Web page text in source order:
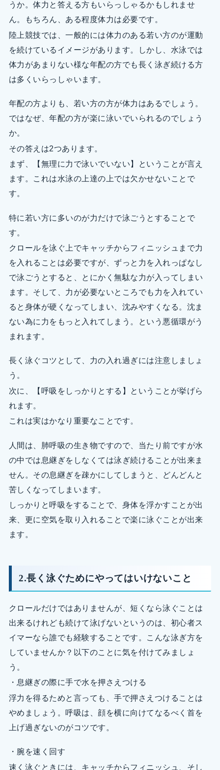
うか。体力と答える方もいらっしゃるかもしれませ
ん。もちろん、ある程度体力は必要です。
陸上競技では、一般的には体力のある若い方のが運動
を続けているイメージがあります。しかし、水泳では
体力があまりない様な年配の方でも長く泳ぎ続ける方
は多くいらっしゃいます。
年配の方よりも、若い方の方が体力はあるでしょう。
ではなぜ、年配の方が楽に泳いでいられるのでしょう
か。
その答えは2つあります。
まず、【無理に力で泳いでいない】ということが言え
ます。これは水泳の上達の上では欠かせないことで
す。
特に若い方に多いのが力だけで泳ごうとすることで
す。
クロールを泳ぐ上でキャッチからフィニッシュまで力
を入れることは必要ですが、ずっと力を入れっぱなし
で泳ごうとすると、とにかく無駄な力が入ってしまい
ます。そして、力が必要ないところでも力を入れてい
ると身体が硬くなってしまい、沈みやすくなる。沈ま
ない為に力をもっと入れてしまう。という悪循環がう
まれます。
長く泳ぐコツとして、力の入れ過ぎには注意しましょ
う。
次に、【呼吸をしっかりとする】ということが挙げら
れます。
これは実はかなり重要なことです。
人間は、肺呼吸の生き物ですので、当たり前ですが水
の中では息継ぎをしなくては泳ぎ続けることが出来ま
せん。その息継ぎを疎かにしてしまうと、どんどんと
苦しくなってしまいます。
しっかりと呼吸をすることで、身体を浮かすことが出
来、更に空気を取り入れることで楽に泳ぐことが出来
ます。
2.長く泳ぐためにやってはいけないこと
クロールだけではありませんが、短くなら泳ぐことは
出来るけれども続けて泳げないというのは、初心者ス
イマーなら誰でも経験することです。こんな泳ぎ方を
していませんか？以下のことに気を付けてみましょ
う。
・息継ぎの際に手で水を押さえつける
浮力を得るためと言っても、手で押さえつけることは
やめましょう。呼吸は、顔を横に向けてなるべく首を
上げ過ぎないのがコツです。
・腕を速く回す
速く泳ぐときには、キャッチからフィニッシュ、そし